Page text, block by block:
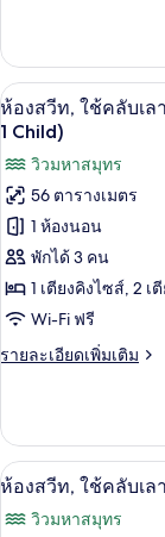
นจ์
ได้,
วิว
ทะเล
(Preferred
Club)
เกี่ยว
กับ
ห้อง
สวี
ใช้
คลับ
เลา
นจ์
ได้,
ทะเล
(Preferred
เปิด
ภาพถ่าย
ทั้งหมด
ของ
ห้อง
สวีท,
ใช้
ได้,
วิว
ทะเล
9
ห้องสวีท, ใช้คลับเล
1 Child)
วิวมหาสมุทร
56 ตารางเมตร
1 ห้องนอน
พักได้ 3 คน
1 เตียงคิงไซส์, 2
Wi-Fi ฟรี
รายละเอียดเพิ่มเติม
ราย
เกี่ยว
กับ
ห้อง
ท,
เปิด
ภาพถ่าย
9
ห้องสวีท, ใช้คลับเล
วิวมหาสมุทร